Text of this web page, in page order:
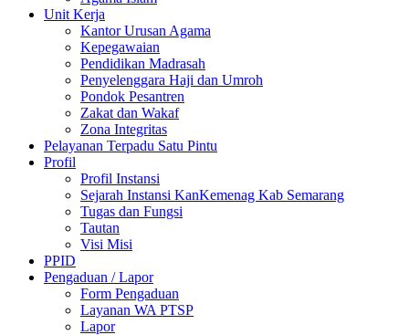
Unit Kerja
Kantor Urusan Agama
Kepegawaian
Pendidikan Madrasah
Penyelenggara Haji dan Umroh
Pondok Pesantren
Zakat dan Wakaf
Zona Integritas
Pelayanan Terpadu Satu Pintu
Profil
Profil Instansi
Sejarah Instansi KanKemenag Kab Semarang
Tugas dan Fungsi
Tautan
Visi Misi
PPID
Pengaduan / Lapor
Form Pengaduan
Layanan WA PTSP
Lapor